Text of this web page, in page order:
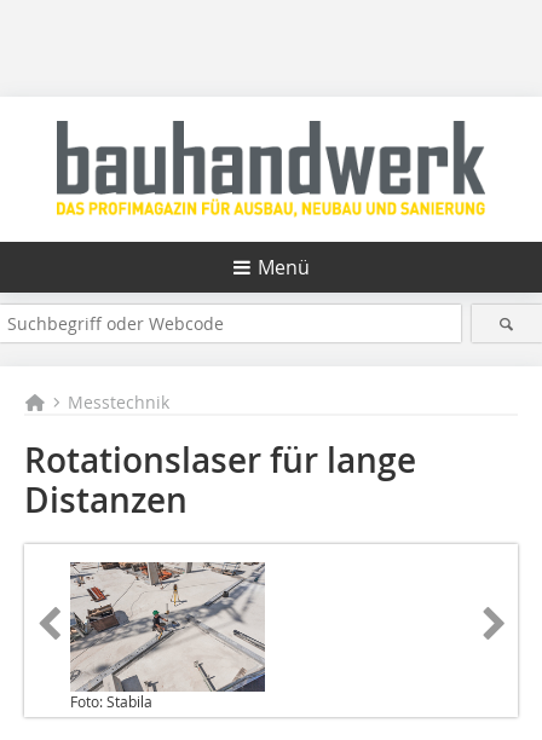
Menü
Messtechnik
Rotationslaser für lange
Distanzen
Foto: Stabila